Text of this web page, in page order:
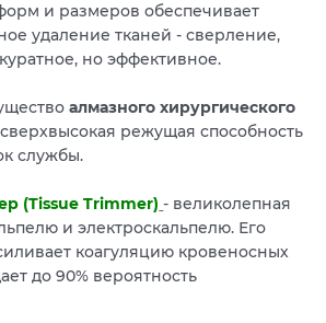
и размеров обеспечивает
удаление тканей - сверление,
но эффективное.
алмазного хирургического
режущая способность
службы.
(Tissue Trimmer) - великолепная
и электроскальпелю. Его
коагуляцию кровеносных
до 90% вероятность